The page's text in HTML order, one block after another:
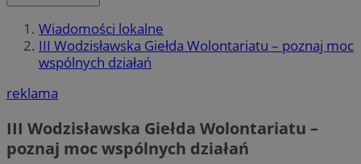
Wiadomości lokalne
III Wodzisławska Giełda Wolontariatu – poznaj moc
wspólnych działań
reklama
III Wodzisławska Giełda Wolontariatu –
poznaj moc wspólnych działań